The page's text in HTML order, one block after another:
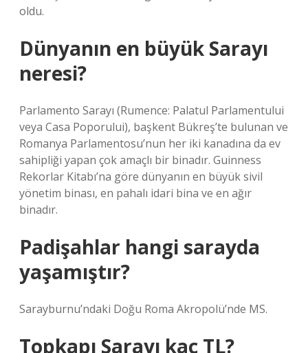
oldu.
Dünyanın en büyük Sarayı
neresi?
Parlamento Sarayı (Rumence: Palatul Parlamentului
veya Casa Poporului), başkent Bükreş’te bulunan ve
Romanya Parlamentosu’nun her iki kanadına da ev
sahipliği yapan çok amaçlı bir binadır. Guinness
Rekorlar Kitabı’na göre dünyanın en büyük sivil
yönetim binası, en pahalı idari bina ve en ağır
binadır.
Padişahlar hangi sarayda
yaşamıştır?
Sarayburnu’ndaki Doğu Roma Akropolü’nde MS.
Topkapı Sarayı kaç TL?